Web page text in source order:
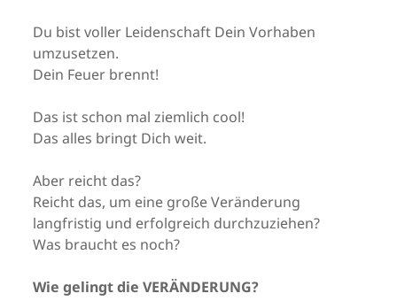
Du bist voller Leidenschaft Dein Vorhaben
umzusetzen.
Dein Feuer brennt!
Das ist schon mal ziemlich cool!
Das alles bringt Dich weit.
Aber reicht das?
Reicht das, um eine große Veränderung
langfristig und erfolgreich durchzuziehen?
Was braucht es noch?
Wie gelingt die VERÄNDERUNG?